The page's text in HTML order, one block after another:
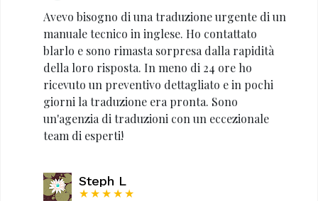
Avevo bisogno di una traduzione urgente di un
manuale tecnico in inglese. Ho contattato
blarlo e sono rimasta sorpresa dalla rapidità
della loro risposta. In meno di 24 ore ho
ricevuto un preventivo dettagliato e in pochi
giorni la traduzione era pronta. Sono
un'agenzia di traduzioni con un eccezionale
team di esperti!
Steph L
★★★★★